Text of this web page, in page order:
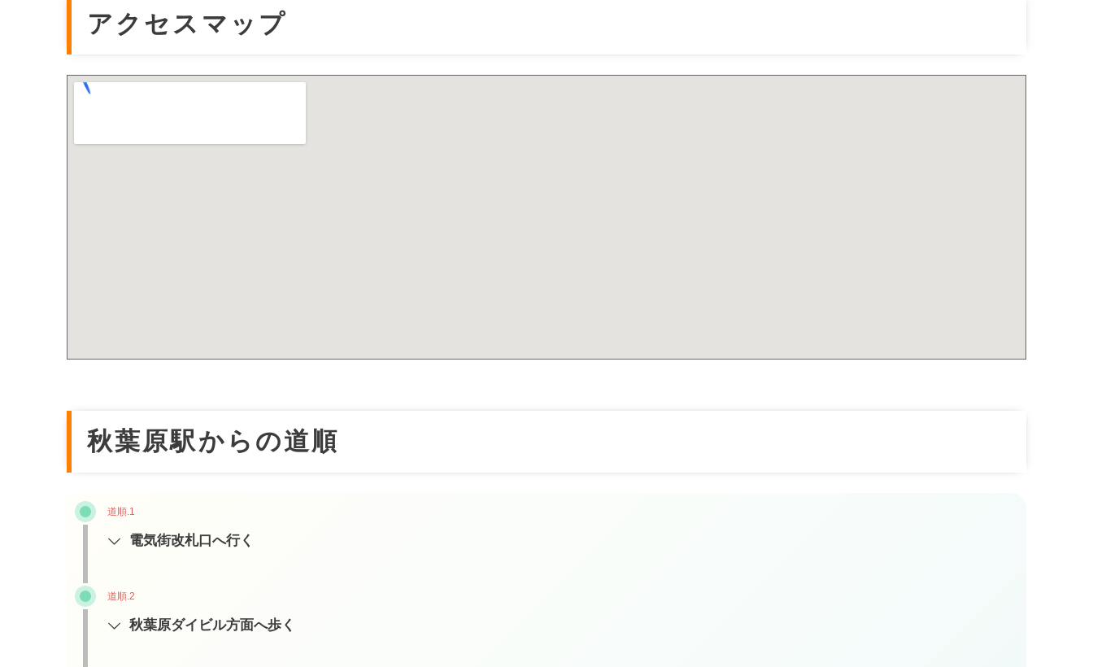
アクセスマップ
秋葉原駅からの道順
道順.1
電気街改札口へ行く
道順.2
秋葉原ダイビル方面へ歩く